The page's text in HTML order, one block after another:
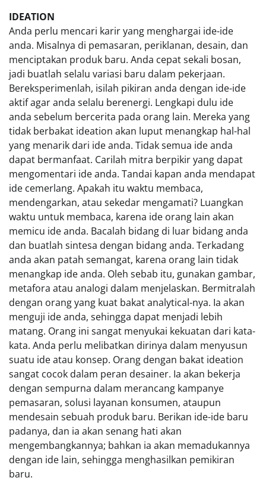
IDEATION
Anda perlu mencari karir yang menghargai ide-ide
anda. Misalnya di pemasaran, periklanan, desain, dan
menciptakan produk baru. Anda cepat sekali bosan,
jadi buatlah selalu variasi baru dalam pekerjaan.
Bereksperimenlah, isilah pikiran anda dengan ide-ide
aktif agar anda selalu berenergi. Lengkapi dulu ide
anda sebelum bercerita pada orang lain. Mereka yang
tidak berbakat ideation akan luput menangkap hal-hal
yang menarik dari ide anda. Tidak semua ide anda
dapat bermanfaat. Carilah mitra berpikir yang dapat
mengomentari ide anda. Tandai kapan anda mendapat
ide cemerlang. Apakah itu waktu membaca,
mendengarkan, atau sekedar mengamati? Luangkan
waktu untuk membaca, karena ide orang lain akan
memicu ide anda. Bacalah bidang di luar bidang anda
dan buatlah sintesa dengan bidang anda. Terkadang
anda akan patah semangat, karena orang lain tidak
menangkap ide anda. Oleh sebab itu, gunakan gambar,
metafora atau analogi dalam menjelaskan. Bermitralah
dengan orang yang kuat bakat analytical-nya. Ia akan
menguji ide anda, sehingga dapat menjadi lebih
matang. Orang ini sangat menyukai kekuatan dari kata-
kata. Anda perlu melibatkan dirinya dalam menyusun
suatu ide atau konsep. Orang dengan bakat ideation
sangat cocok dalam peran desainer. Ia akan bekerja
dengan sempurna dalam merancang kampanye
pemasaran, solusi layanan konsumen, ataupun
mendesain sebuah produk baru. Berikan ide-ide baru
padanya, dan ia akan senang hati akan
mengembangkannya; bahkan ia akan memadukannya
dengan ide lain, sehingga menghasilkan pemikiran
baru.